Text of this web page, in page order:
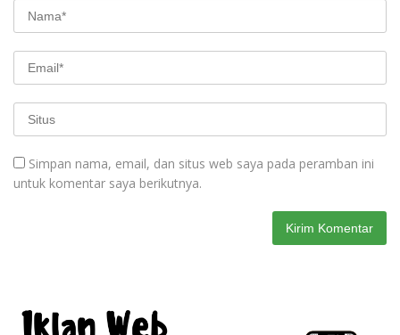
Simpan nama, email, dan situs web saya pada peramban ini
untuk komentar saya berikutnya.